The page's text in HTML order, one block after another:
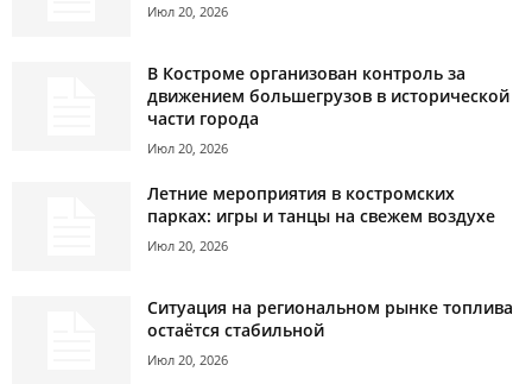
Июл 20, 2026
В Костроме организован контроль за
движением большегрузов в исторической
части города
Июл 20, 2026
Летние мероприятия в костромских
парках: игры и танцы на свежем воздухе
Июл 20, 2026
Ситуация на региональном рынке топлива
остаётся стабильной
Июл 20, 2026